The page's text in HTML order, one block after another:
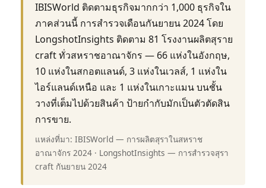
IBISWorld ติดตามธุรกิจมากกว่า 1,000 ธุรกิจใน
ภาคส่วนนี้ การสำรวจเดือนกันยายน 2024 โดย
LongshotInsights ติดตาม 81 โรงงานผลิตสุราย
craft ทั่วสหราชอาณาจักร — 66 แห่งในอังกฤษ,
10 แห่งในสกอตแลนด์, 3 แห่งในเวลส์, 1 แห่งใน
ไอร์แลนด์เหนือ และ 1 แห่งในเกาะแมน บนชั้น
วางที่เต็มไปด้วยสินค้า ป้ายกำกับมักเป็นตัวตัดสิน
การขาย.
แหล่งที่มา: IBISWorld — การผลิตสุราในสหราช
อาณาจักร 2024 · LongshotInsights — การสำรวจสุรา
craft กันยายน 2024